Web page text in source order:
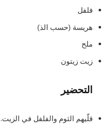
فلفل
هريسة (حسب الذ)
ملح
زيت زيتون
التحضير
قلّيهم الثوم والفلفل في الزيت.